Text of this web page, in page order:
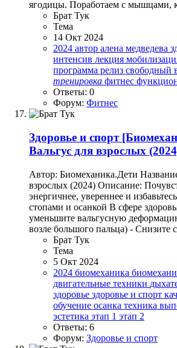
ягодицы. Поработаем с мышцами,
Брат Тук
Тема
14 Окт 2024
2024 автор алена медведева
интенсив лекция
программа релиз свободный
тренировка фитнес
Ответы: 0
Форум: Фитнес
Здоровье и спорт
Вальгус для взрослых
Автор: Биомеханика.Дети
взрослых (2024) Описание:
энергичнее, увереннее и
стопами и осанкой В сфере
уменьшите вальгусную
возле большого пальца) - Снизите
Брат Тук
Тема
5 Окт 2024
2024 биомеханика
двигательные техники
здоровье здоровье и спорт
обучение осанка техника
эстетика этап 1 этап 2
Ответы: 6
Форум: Здоровье и спорт